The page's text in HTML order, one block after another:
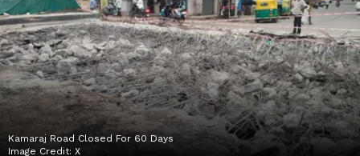
Kamaraj Road Closed For 60 Days
Image Credit: X